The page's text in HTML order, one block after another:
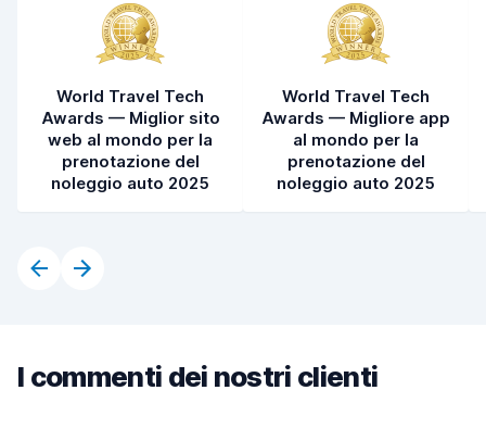
World Travel Tech
Awards — Miglior sito
web al mondo per la
prenotazione del
noleggio auto 2025
World Travel Tech
Awards — Migliore app
al mondo per la
prenotazione del
noleggio auto 2025
I commenti dei nostri clienti